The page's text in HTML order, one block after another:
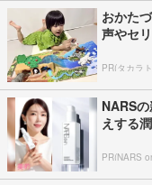
おかた
声やセ
PR(タカラ
NARS
えする
PR(NARS